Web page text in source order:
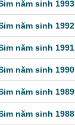
năm sinh 1993
năm sinh 1992
năm sinh 1991
năm sinh 1990
năm sinh 1989
năm sinh 1988